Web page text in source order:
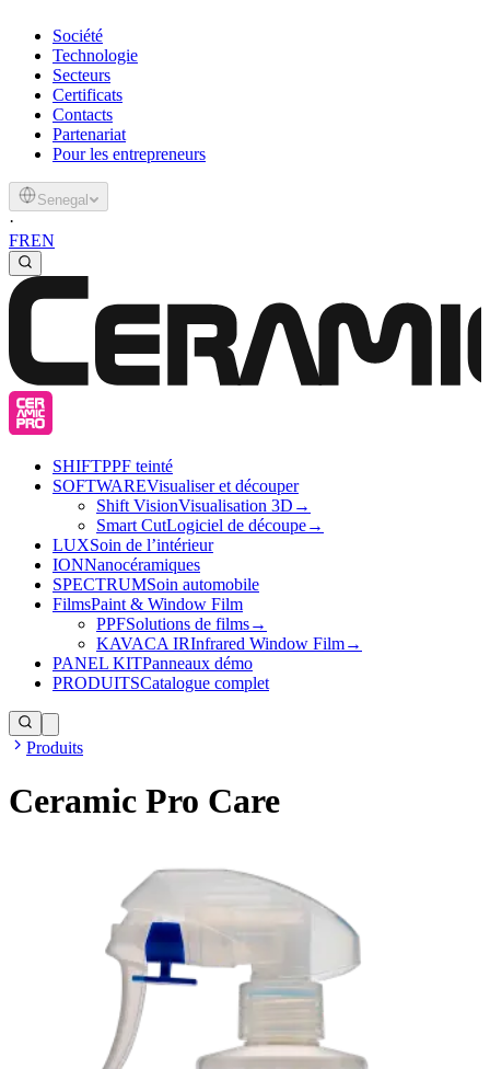
Société
Technologie
Secteurs
Certificats
Contacts
Partenariat
Pour les entrepreneurs
Senegal
·
FREN
SHIFTPPF teinté
SOFTWAREVisualiser et découper
Shift VisionVisualisation 3D →
Smart CutLogiciel de découpe→
LUXSoin de l’intérieur
IONNanocéramiques
SPECTRUMSoin automobile
FilmsPaint & Window Film
PPFSolutions de films→
KAVACA IRInfrared Window Film→
PANEL KITPanneaux démo
PRODUITSCatalogue complet
Produits
Ceramic Pro Care